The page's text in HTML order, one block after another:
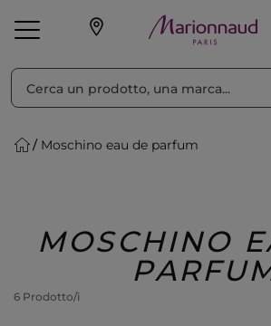
Make-up Profumi
Regalo
Moschino eau de parfum
MOSCHINO
6 Prodotto/i
Ordina per